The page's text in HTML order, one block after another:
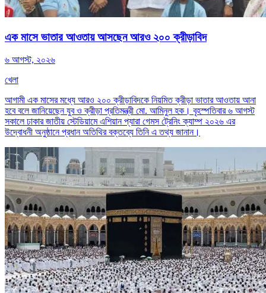
এক মাসে ভাতার আওতায় আসছেন আরও ২০০ ক্রীড়াবিদ
৬ আগস্ট, ২০২৬
খেলা
আগামী এক মাসের মধ্যে আরও ২০০ ক্রীড়াবিদকে নিয়মিত ক্রীড়া ভাতার আওতায় আনা
হবে বলে জানিয়েছেন যুব ও ক্রীড়া প্রতিমন্ত্রী মো. আমিনুল হক। বৃহস্পতিবার ৬ আগস্ট
সকালে ঢাকার জাতীয় স্টেডিয়ামে এশিয়ান প্যারা গেমস ট্রেনিং ক্যাম্প ২০২৬ এর
উদ্বোধনী অনুষ্ঠানে প্রধান অতিথির বক্তব্যে তিনি এ তথ্য জানান।